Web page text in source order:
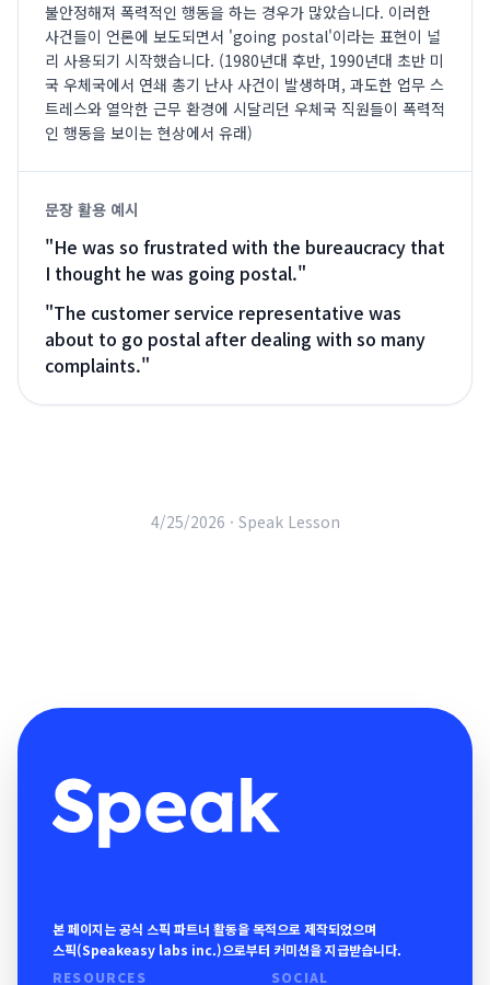
불안정해져 폭력적인 행동을 하는 경우가 많았습니다. 이러한
사건들이 언론에 보도되면서 'going postal'이라는 표현이 널
리 사용되기 시작했습니다. (1980년대 후반, 1990년대 초반 미
국 우체국에서 연쇄 총기 난사 사건이 발생하며, 과도한 업무 스
트레스와 열악한 근무 환경에 시달리던 우체국 직원들이 폭력적
인 행동을 보이는 현상에서 유래)
문장 활용 예시
"He was so frustrated with the bureaucracy that
I thought he was going postal."
"The customer service representative was
about to go postal after dealing with so many
complaints."
4/25/2026 · Speak Lesson
본 페이지는 공식 스픽 파트너 활동을 목적으로 제작되었으며
스픽(Speakeasy labs inc.)으로부터 커미션을 지급받습니다.
RESOURCES
SOCIAL